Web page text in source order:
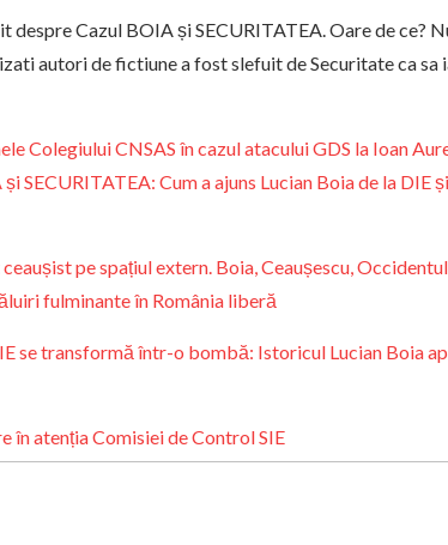
Cazul BOIA și SECURITATEA. Oare de ce?
autori de fictiune a fost slefuit de Securitate ca sa
Colegiului CNSAS în cazul atacului GDS la Ioan
SECURITATEA: Cum a ajuns Lucian Boia de la DIE
pe spațiul extern. Boia, Ceaușescu,
fulminante în România liberă
se transformă într-o bombă: Istoricul Lucian Boia
în atenția Comisiei de Control SIE